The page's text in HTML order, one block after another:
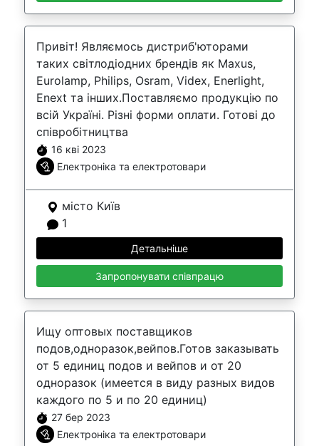
Привіт! Являємось дистриб'юторами
таких світлодіодних брендів як Maxus,
Eurolamp, Philips, Osram, Videx, Enerlight,
Enext та інших.Поставляємо продукцію по
всій Україні. Різні форми оплати. Готові до
співробітництва
16 кві 2023
Електроніка та електротовари
місто Київ
1
Детальніше
Запропонувати співпрацю
Ищу оптовых поставщиков
подов,одноразок,вейпов.Готов заказывать
от 5 единиц подов и вейпов и от 20
одноразок (имеется в виду разных видов
каждого по 5 и по 20 единиц)
27 бер 2023
Електроніка та електротовари